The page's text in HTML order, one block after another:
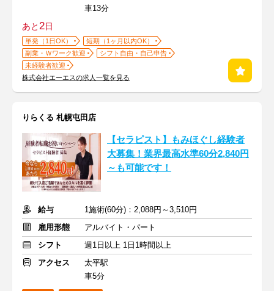
車13分
あと2日
単発（1日OK）
短期（1ヶ月以内OK）
副業・Ｗワーク歓迎
シフト自由・自己申告
未経験者歓迎
株式会社エーエスの求人一覧を見る
りらくる 札幌屯田店
【セラピスト】もみほぐし経験者
大募集！業界最高水準60分2,840円
～も可能です！
給与
1施術(60分)：2,088円～3,510円
雇用形態
アルバイト・パート
シフト
週1日以上 1日1時間以上
アクセス
太平駅
車5分